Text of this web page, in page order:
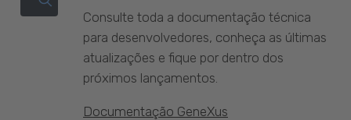
Consulte toda a documentação técnica
para desenvolvedores, conheça as últimas
atualizações e fique por dentro dos
próximos lançamentos.
Documentação GeneXus